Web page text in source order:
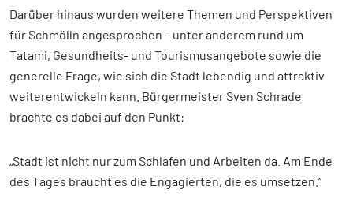
Darüber hinaus wurden weitere Themen und Perspektiven
für Schmölln angesprochen – unter anderem rund um
Tatami, Gesundheits- und Tourismusangebote sowie die
generelle Frage, wie sich die Stadt lebendig und attraktiv
weiterentwickeln kann. Bürgermeister Sven Schrade
brachte es dabei auf den Punkt:
„Stadt ist nicht nur zum Schlafen und Arbeiten da. Am Ende
des Tages braucht es die Engagierten, die es umsetzen.“